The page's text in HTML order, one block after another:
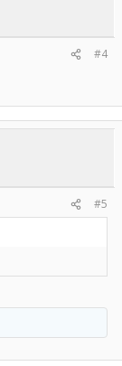
#4
#5